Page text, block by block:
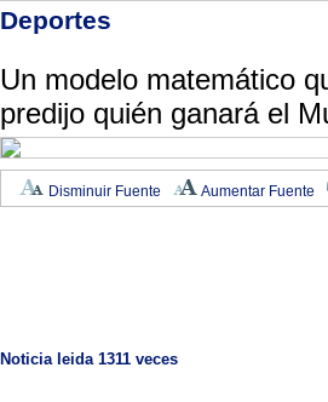
Deportes
Un modelo matemático
predijo quién ganará el
Disminuir Fuente Aumentar Fuente
Noticia leida 1311 veces